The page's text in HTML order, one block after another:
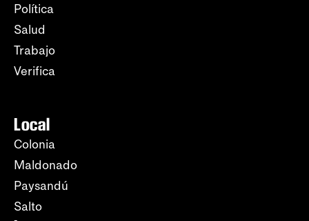
Política
Salud
Trabajo
Verifica
Local
Colonia
Maldonado
Paysandú
Salto